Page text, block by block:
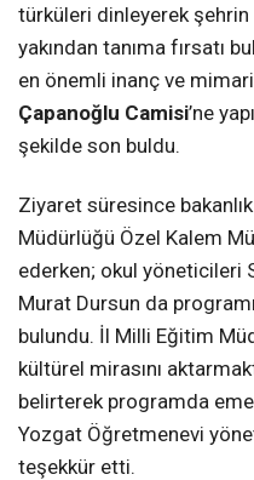
türküleri dinleyerek
yakından tanıma fırsatı
en önemli inanç ve
Çapanoğlu Camisi’ne
şekilde son buldu.
Ziyaret süresince
Müdürlüğü Özel Kalem
ederken; okul yöneticileri
Murat Dursun da
bulundu. İl Milli Eğitim
kültürel mirasını
belirterek programda
Yozgat Öğretmenevi
teşekkür etti.